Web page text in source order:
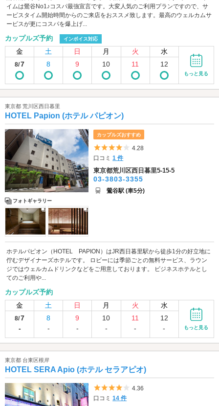
イムは鶯谷No1♪コスパ最強宣言です。大変人気のご利用プランですので、サ
ービスタイム開始時間からのご来店をおススメ致します。最高のウェルカムサ
ービスが更にコスパを爆上げ...
カップルズ予約 インボイス対応
金 土 日 月 火 水
8/7 8 9 10 11 12
もっと見る
東京都 荒川区西日暮里
HOTEL Papion (ホテル パピオン)
フォトギャラリー
カップルズおすすめ
5つ星のうち4
4.28
口コミ1 件
東京都荒川区西日暮里5-15-5
03-3803-3355
鶯谷駅 (車5分)
ホテルパピオン（HOTEL PAPION）はJR西日暮里駅から徒歩1分の好立地に
佇むデザイナーズホテルです。 ロビーには季節ごとの無料サービス、ラウン
ジではウェルカムドリンクなどをご用意しております。 ビジネスホテルとし
てのご利用や...
カップルズ予約
金
土 日 月 火 水
8/7
-
8
-
9
-
10
-
11
-
12
-
もっと見る
東京都 台東区根岸
HOTEL SERA Apio (ホテル セラアピオ)
5つ星のうち4
4.36
口コミ14 件